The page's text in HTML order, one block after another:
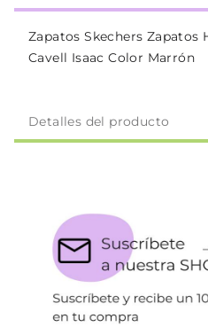
Zapatos Skechers
Cavell Isaac Color Marrón
Detalles del producto